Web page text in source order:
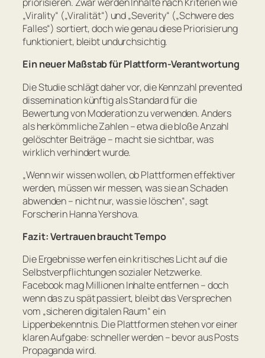
„Virality“ („Viralität“) und „Severity“ („Schwere des
Falles“) sortiert, doch wie genau diese Priorisierung
funktioniert, bleibt undurchsichtig.
Ein neuer Maßstab für Plattform-Verantwortung
Die Studie schlägt daher vor, die Kennzahl prevented
disseminationkünftig als Standard für die
Bewertung von Moderation zu verwenden. Anders
als herkömmliche Zahlen – etwa die bloße Anzahl
gelöschter Beiträge – macht sie sichtbar, was
wirklich verhindert wurde.
„Wenn wir wissen wollen, ob Plattformen effektiver
werden, müssen wir messen, was sie an Schaden
abwenden – nicht nur, was sie löschen“, sagt
Forscherin Hanna Yershova.
Fazit: Vertrauen braucht Tempo
Die Ergebnisse werfen ein kritisches Licht auf die
Selbstverpflichtungen sozialer Netzwerke.
Facebook mag Millionen Inhalte entfernen – doch
wenn das zu spät passiert, bleibt das Versprechen
vom „sicheren digitalen Raum“ ein
Lippenbekenntnis. Die Plattformen stehen vor einer
klaren Aufgabe: schneller werden – bevor aus Posts
Propaganda wird.